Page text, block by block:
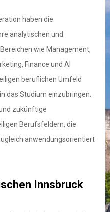
haben die
analytischen und
wie Management,
Finance und AI
beruflichen Umfeld
das Studium einzubringen.
zukünftige
Berufsfeldern, die
anwendungsorientiert
Innsbruck